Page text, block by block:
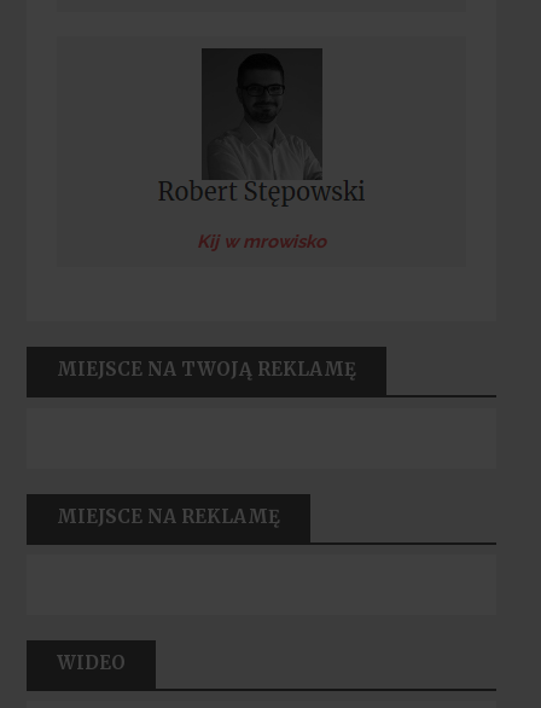
Kij w mrowisko
MIEJSCE NA TWOJĄ REKLAMĘ
MIEJSCE NA REKLAMĘ
WIDEO